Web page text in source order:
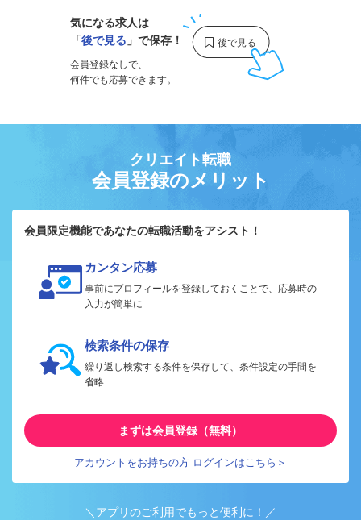
気になる求人は
「後で見る 」で保存！
会員登録なしで、
何件でも応募できます。
クリエイト転職
会員登録のメリット
会員限定機能であなたの転職活動をアシスト！
カンタン応募
事前にプロフィールを登録しておくことで、応募時の
入力が簡単に
検索条件の保存
繰り返し検索する条件を保存して、条件設定の手間を
省略
まずは会員登録（無料）
アカウントをお持ちの方 ログインはこちら＞
＼アプリのご利用でもっと便利に！／